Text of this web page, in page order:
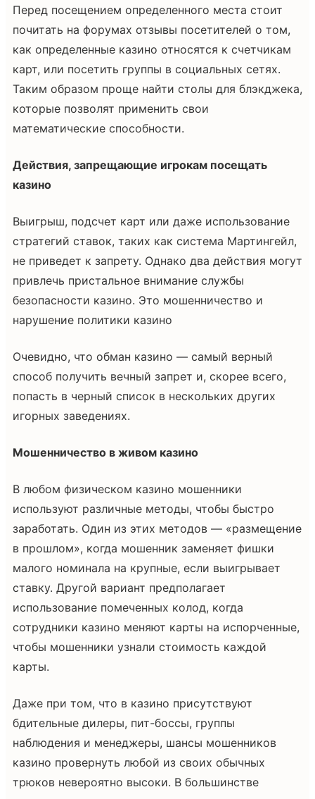
Перед посещением определенного места стоит
почитать на форумах отзывы посетителей о том,
как определенные казино относятся к счетчикам
карт, или посетить группы в социальных сетях.
Таким образом проще найти столы для блэкджека,
которые позволят применить свои
математические способности.
Действия, запрещающие игрокам посещать
казино
Выигрыш, подсчет карт или даже использование
стратегий ставок, таких как система Мартингейл,
не приведет к запрету. Однако два действия могут
привлечь пристальное внимание службы
безопасности казино. Это мошенничество и
нарушение политики казино
Очевидно, что обман казино — самый верный
способ получить вечный запрет и, скорее всего,
попасть в черный список в нескольких других
игорных заведениях.
Мошенничество в живом казино
В любом физическом казино мошенники
используют различные методы, чтобы быстро
заработать. Один из этих методов — «размещение
в прошлом», когда мошенник заменяет фишки
малого номинала на крупные, если выигрывает
ставку. Другой вариант предполагает
использование помеченных колод, когда
сотрудники казино меняют карты на испорченные,
чтобы мошенники узнали стоимость каждой
карты.
Даже при том, что в казино присутствуют
бдительные дилеры, пит-боссы, группы
наблюдения и менеджеры, шансы мошенников
казино провернуть любой из своих обычных
трюков невероятно высоки. В большинстве